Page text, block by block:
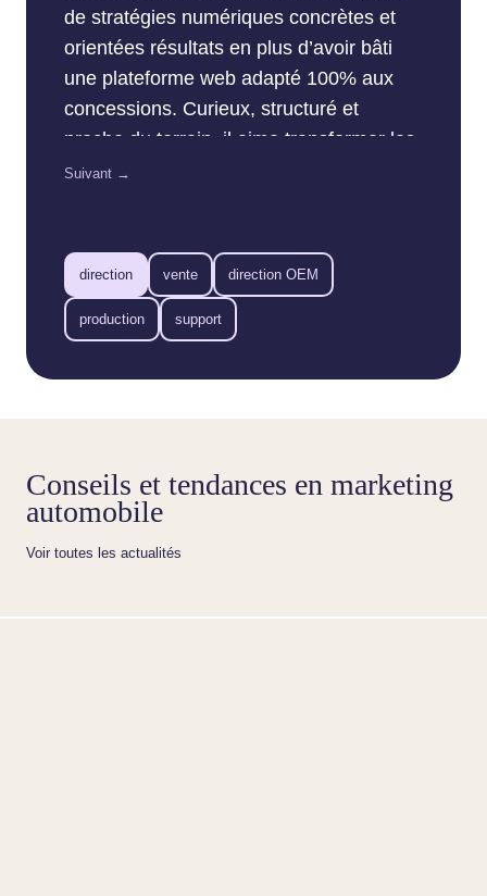
de stratégies numériques concrètes et
orientées résultats en plus d’avoir bâti
une plateforme web adapté 100% aux
concessions. Curieux, structuré et
proche du terrain, il aime transformer les
données en actions simples pour les
le maximum du web… sans compliquer
la vie de personne.
Suivant →
direction vente direction OEM
production support
Conseils et tendances en marketing
automobile
Voir toutes les actualités